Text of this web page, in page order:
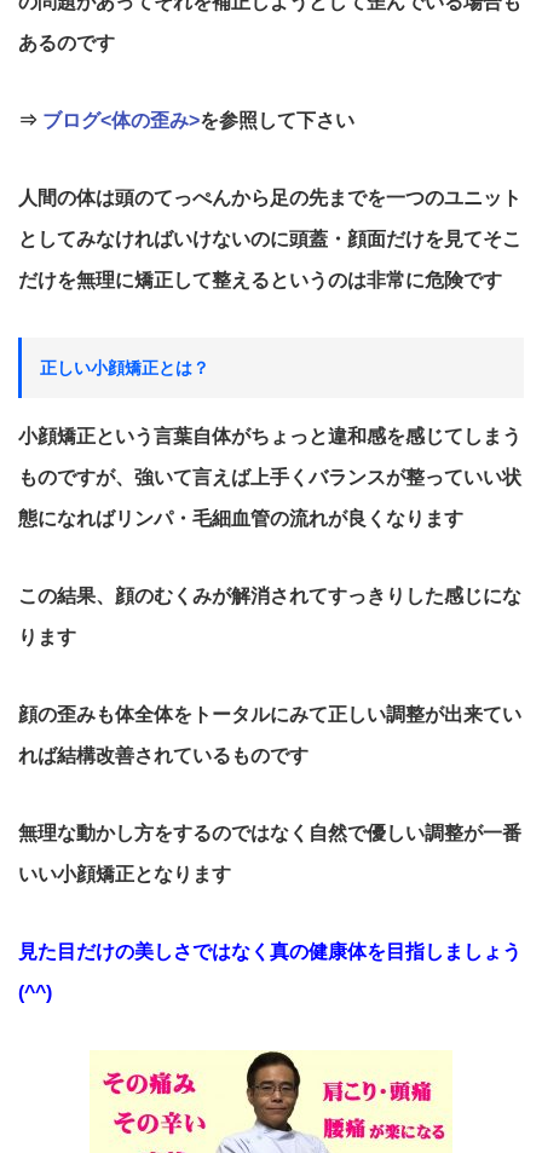
あるのです
⇒ ブログ<体の歪み>を参照して下さい
人間の体は頭のてっぺんから足の先までを一つのユニット
としてみなければいけないのに頭蓋・顔面だけを見てそこ
だけを無理に矯正して整えるというのは非常に危険です
正しい小顔矯正とは？
小顔矯正という言葉自体がちょっと違和感を感じてしまう
ものですが、強いて言えば上手くバランスが整っていい状
態になればリンパ・毛細血管の流れが良くなります
この結果、顔のむくみが解消されてすっきりした感じにな
ります
顔の歪みも体全体をトータルにみて正しい調整が出来てい
れば結構改善されているものです
無理な動かし方をするのではなく自然で優しい調整が一番
いい小顔矯正となります
見た目だけの美しさではなく真の健康体を目指しましょう
(^^)